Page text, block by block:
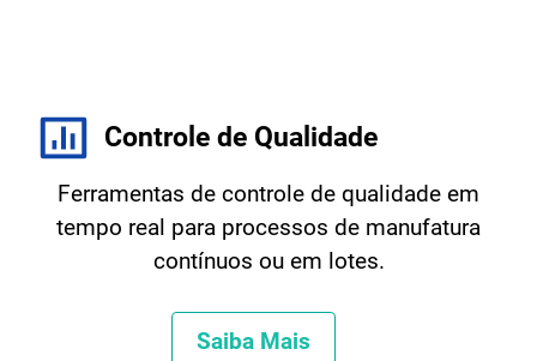
Controle de Qualidade
Ferramentas de controle de qualidade em
tempo real para processos de manufatura
contínuos ou em lotes.
Saiba Mais